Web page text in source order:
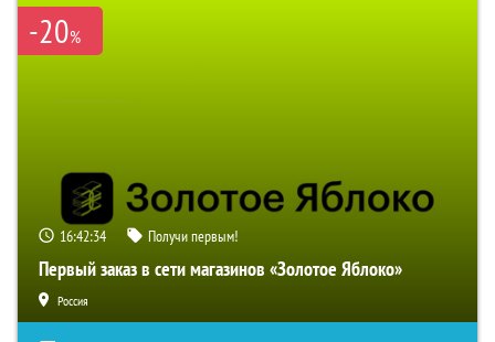
-20%
16:42:34 Получи первым!
Первый заказ в сети магазинов «Золотое Яблоко»
Россия